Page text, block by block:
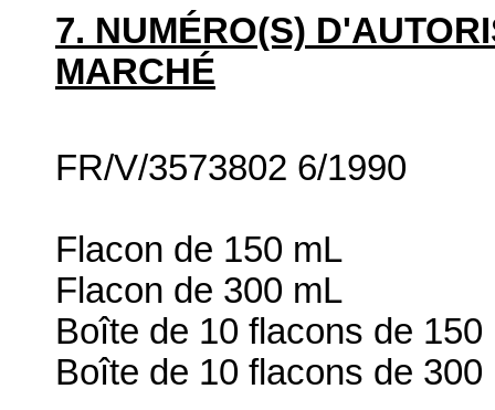
7. NUMÉRO(S)
MARCHÉ
FR/V/3573802 6/1990
Flacon de 150 mL
Flacon de 300 mL
Boîte de 10 flacons de 150
Boîte de 10 flacons de 300